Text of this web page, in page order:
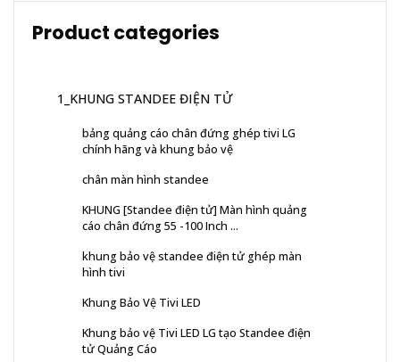
Product categories
1_KHUNG STANDEE ĐIỆN TỬ
bảng quảng cáo chân đứng ghép tivi LG
chính hãng và khung bảo vệ
chân màn hình standee
KHUNG [Standee điện tử] Màn hình quảng
cáo chân đứng 55 -100 Inch ...
khung bảo vệ standee điện tử ghép màn
hình tivi
Khung Bảo Vệ Tivi LED
Khung bảo vệ Tivi LED LG tạo Standee điện
tử Quảng Cáo